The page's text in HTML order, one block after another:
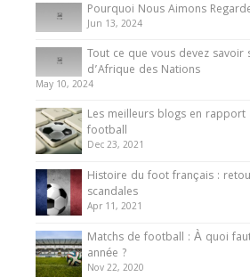
Pourquoi Nous Aimons
Jun 13, 2024
Tout ce que vous devez savoir
d’Afrique des Nations
May 10, 2024
Les meilleurs blogs en rapport
football
Dec 23, 2021
Histoire du foot français :
scandales
Apr 11, 2021
Matchs de football : À quoi
année ?
Nov 22, 2020